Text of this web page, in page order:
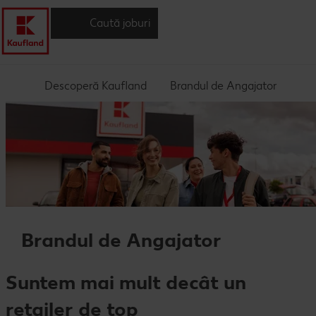
Caută joburi
Descoperă Kaufland Brandul de Angajator
Brandul de Angajator
Suntem mai mult decât un
retailer de top